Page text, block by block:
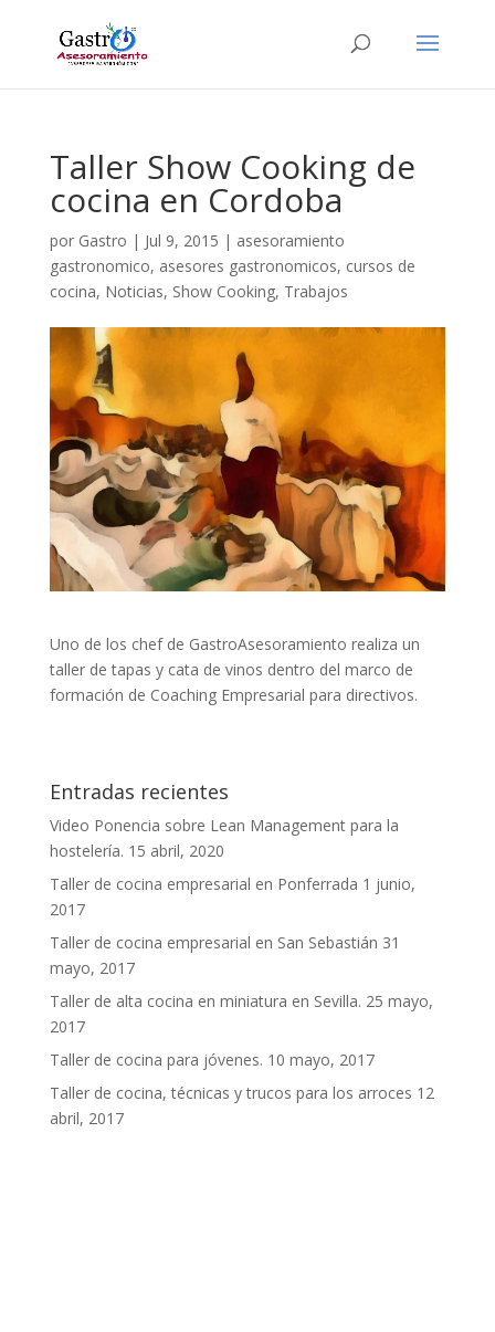
Taller Show Cooking de
cocina en Cordoba
por Gastro | Jul 9, 2015 | asesoramiento
gastronomico, asesores gastronomicos, cursos de
cocina, Noticias, Show Cooking, Trabajos
Uno de los chef de GastroAsesoramiento realiza un
taller de tapas y cata de vinos dentro del marco de
formación de Coaching Empresarial para directivos.
Entradas recientes
Video Ponencia sobre Lean Management para la
hostelería. 15 abril, 2020
Taller de cocina empresarial en Ponferrada 1 junio,
2017
Taller de cocina empresarial en San Sebastián 31
mayo, 2017
Taller de alta cocina en miniatura en Sevilla. 25 mayo,
2017
Taller de cocina para jóvenes. 10 mayo, 2017
Taller de cocina, técnicas y trucos para los arroces 12
abril, 2017